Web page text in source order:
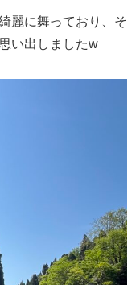
麗に舞っており、そ
い出しましたw